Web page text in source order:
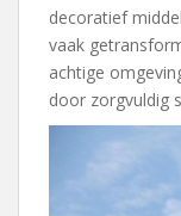
decoratief
vaak
achtige
door zorgvuldig